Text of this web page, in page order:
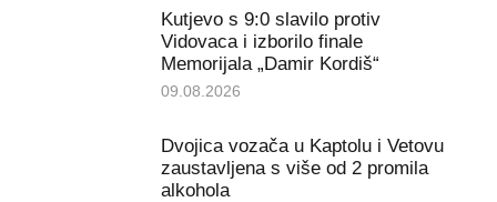
Kutjevo s 9:0 slavilo protiv
Vidovaca i izborilo finale
Memorijala „Damir Kordiš“
09.08.2026
Dvojica vozača u Kaptolu i Vetovu
zaustavljena s više od 2 promila
alkohola